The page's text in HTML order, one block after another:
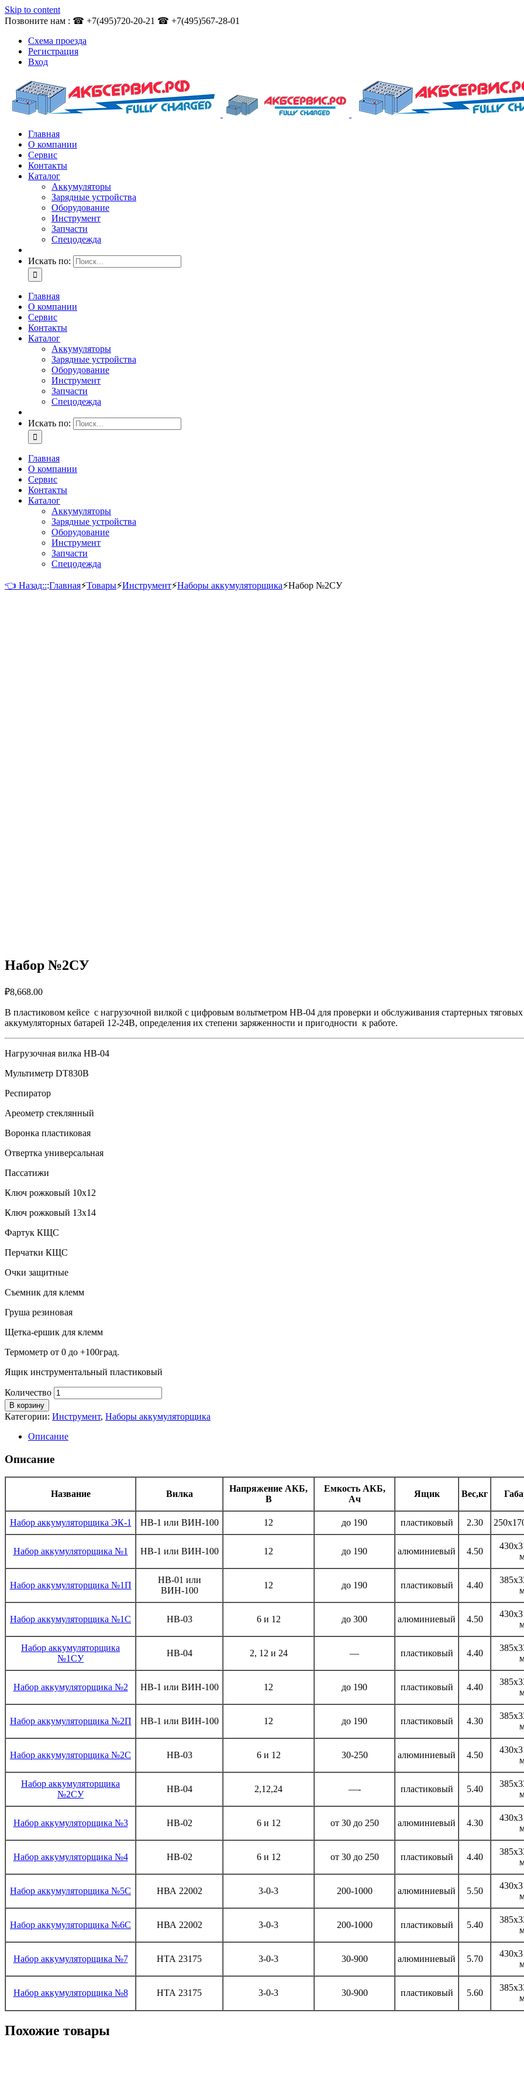
Skip to content
Позвоните нам : ☎ +7(495)720-20-21 ☎ +7(495)567-28-01
Схема проезда
Регистрация
Вход
Главная
О компании
Сервис
Контакты
Каталог
Аккумуляторы
Зарядные устройства
Оборудование
Инструмент
Запчасти
Спецодежда
Искать по:
Главная
О компании
Сервис
Контакты
Каталог
Аккумуляторы
Зарядные устройства
Оборудование
Инструмент
Запчасти
Спецодежда
Искать по:
Главная
О компании
Сервис
Контакты
Каталог
Аккумуляторы
Зарядные устройства
Оборудование
Инструмент
Запчасти
Спецодежда
👈 Назад:::Главная⚡Товары⚡Инструмент⚡Наборы аккумуляторщика⚡Набор №2СУ
Набор №2СУ
₽8,668.00
В пластиковом кейсе с нагрузочной вилкой с цифровым вольтметром НВ-04 для проверки и обслуживания стартерных
аккумуляторных батарей 12-24В, определения их степени заряженности и пригодности к работе.
Нагрузочная вилка НВ-04
Мультиметр DT830B
Респиратор
Ареометр стеклянный
Воронка пластиковая
Отвертка универсальная
Пассатижи
Ключ рожковый 10х12
Ключ рожковый 13х14
Фартук КЩС
Перчатки КЩС
Очки защитные
Съемник для клемм
Груша резиновая
Щетка-ершик для клемм
Термометр от 0 до +100град.
Ящик инструментальный пластиковый
Количество
В корзину
Категории: Инструмент, Наборы аккумуляторщика
Описание
Описание
Название Вилка
Напряжение АКБ,
В
Емкость АКБ,
Ач
Ящик Вес,кг
Набор аккумуляторщика ЭК-1 НВ-1 или ВИН-100 12 до 190 пластиковый 2.30
Набор аккумуляторщика №1 НВ-1 или ВИН-100 12 до 190 алюминиевый 4.50
Набор аккумуляторщика №1П
НВ-01 или
ВИН-100
12 до 190 пластиковый 4.40
Набор аккумуляторщика №1С НВ-03 6 и 12 до 300 алюминиевый 4.50
Набор аккумуляторщика
№1СУ
НВ-04 2, 12 и 24 — пластиковый 4.40
Набор аккумуляторщика №2 НВ-1 или ВИН-100 12 до 190 пластиковый 4.40
Набор аккумуляторщика №2П НВ-1 или ВИН-100 12 до 190 пластиковый 4.30
Набор аккумуляторщика №2С НВ-03 6 и 12 30-250 алюминиевый 4.50
Набор аккумуляторщика
№2СУ
НВ-04 2,12,24 —- пластиковый 5.40
Набор аккумуляторщика №3 НВ-02 6 и 12 от 30 до 250 алюминиевый 4.30
Набор аккумуляторщика №4 НВ-02 6 и 12 от 30 до 250 пластиковый 4.40
Набор аккумуляторщика №5С НВА 22002 3-0-3 200-1000 алюминиевый 5.50
Набор аккумуляторщика №6С НВА 22002 3-0-3 200-1000 пластиковый 5.40
Набор аккумуляторщика №7 НТА 23175 3-0-3 30-900 алюминиевый 5.70
Набор аккумуляторщика №8 НТА 23175 3-0-3 30-900 пластиковый 5.60
Похожие товары